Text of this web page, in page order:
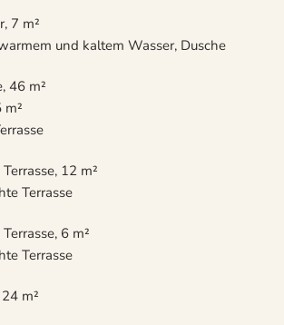
7 m²
und kaltem Wasser, Dusche
46 m²
m²
12 m²
Terrasse
6 m²
Terrasse
m²